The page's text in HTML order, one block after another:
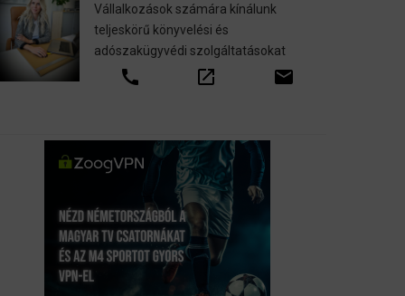
Vállalkozások számára kínálunk
teljeskörű könyvelési és
adószakügyvédi szolgáltatásokat
call open_in_new email